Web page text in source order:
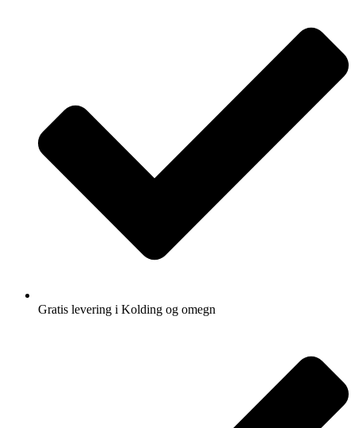
Gratis levering i Kolding og omegn